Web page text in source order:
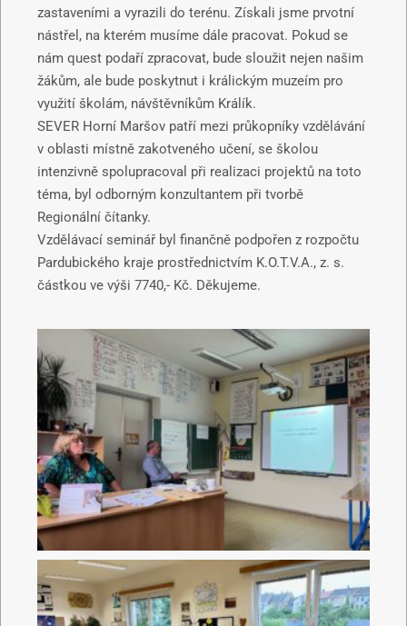
zastaveními a vyrazili do terénu. Získali jsme prvotní
nástřel, na kterém musíme dále pracovat. Pokud se
nám quest podaří zpracovat, bude sloužit nejen našim
žákům, ale bude poskytnut i králickým muzeím pro
využití školám, návštěvníkům Králík.
SEVER Horní Maršov patří mezi průkopníky vzdělávání
v oblasti místně zakotveného učení, se školou
intenzivně spolupracoval při realizaci projektů na toto
téma, byl odborným konzultantem při tvorbě
Regionální čítanky.
Vzdělávací seminář byl finančně podpořen z rozpočtu
Pardubického kraje prostřednictvím K.O.T.V.A., z. s.
částkou ve výši 7740,- Kč. Děkujeme.